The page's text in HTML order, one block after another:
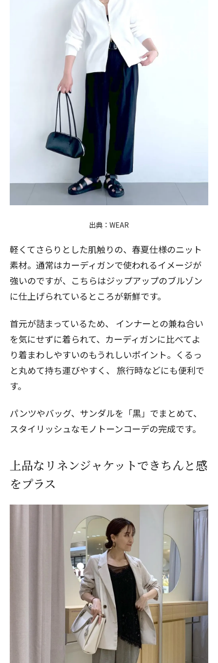
出典： WEAR
軽くてさらりとした肌触りの、春夏仕様のニット
素材。通常はカーディガンで使われるイメージが
強いのですが、こちらはジップアップのブルゾン
に仕上げられているところが新鮮です。
首元が詰まっているため、 インナーとの兼ね合い
を気にせずに着られて、カーディガンに比べてよ
り着まわしやすいのもうれしいポイント。くるっ
と丸めて持ち運びやすく、 旅行時などにも便利で
す。
パンツやバッグ、サンダルを「黒」でまとめて、
スタイリッシュなモノトーンコーデの完成です。
上品なリネンジャケットできちんと感
をプラス